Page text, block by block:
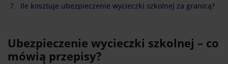
Ile kosztuje ubezpieczenie wycieczki szkolnej za granicą?
Ubezpieczenie wycieczki szkolnej – co
mówią przepisy?